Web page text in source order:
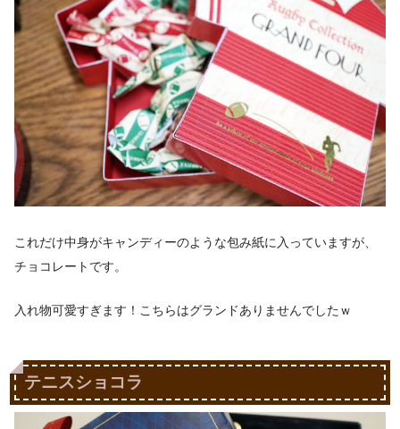
これだけ中身がキャンディーのような包み紙に入っていますが、
チョコレートです。
入れ物可愛すぎます！こちらはグランドありませんでしたｗ
テニスショコラ